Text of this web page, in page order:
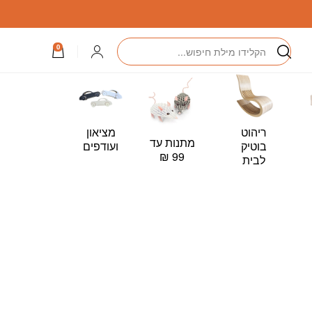
חיפוש התחברות
0
ריהוט
בוטיק
לבית
מתנות עד
99 ₪
מציאון
ועודפים